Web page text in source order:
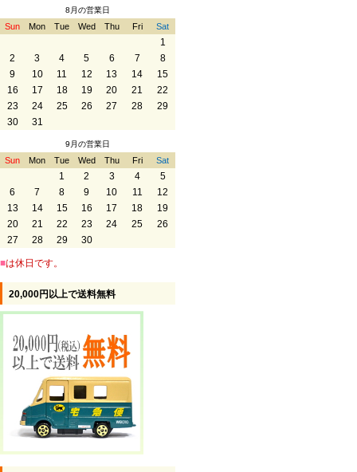
8月の営業日
Sun Mon Tue Wed Thu Fri Sat
1
2
3 4 5 6 7
8
9
10 11 12 13 14
15
16
17 18 19 20 21
22
23
24 25 26 27 28
29
30
31
9月の営業日
Sun Mon Tue Wed Thu Fri Sat
1 2 3 4
5
6
7 8 9 10 11
12
13
14 15 16 17 18
19
20
21 22 23 24 25
26
27
28 29 30
■は休日です。
20,000円以上で送料無料